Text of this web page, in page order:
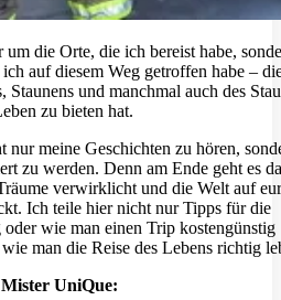
die Orte, die ich bereist habe,
auf diesem Weg getroffen habe –
Staunens und manchmal auch des
zu bieten hat.
nur meine Geschichten zu hören,
zu werden. Denn am Ende geht es
verwirklicht und die Welt auf
Ich teile hier nicht nur Tipps für die
oder wie man einen Trip kostengünstig
man die Reise des Lebens richtig
UniQue: